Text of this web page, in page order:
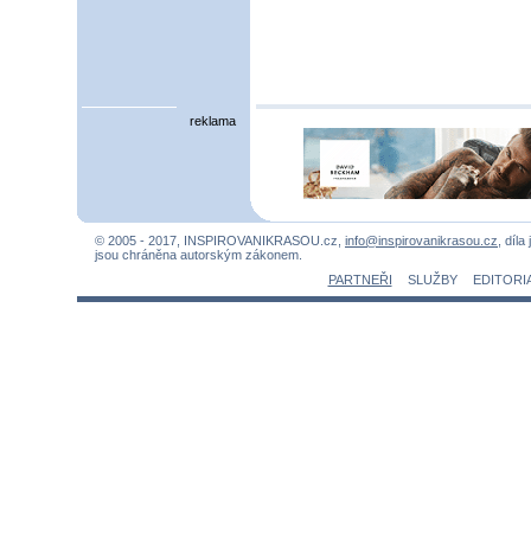
reklama
© 2005 - 2017, INSPIROVANIKRASOU.cz, info@inspirovanikrasou.cz ,
jsou chráněna autorským zákonem.
PARTNEŘI
SLUŽBY